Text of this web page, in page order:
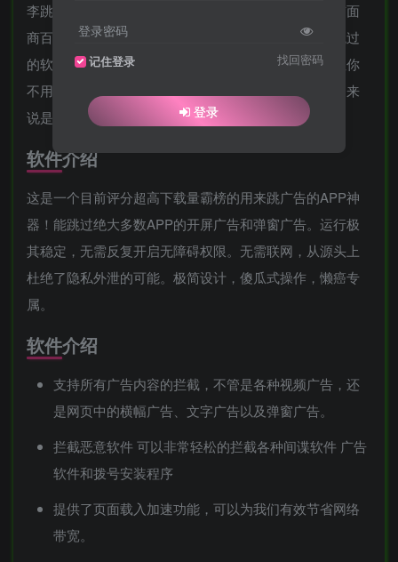
李跳跳是一款能够帮助用户跳过开屏广告的软件，在市面
商百花齐放的氛围当中选择一款你所喜欢的开屏广告跳过
的软件能够很好的帮助你跳过屏幕当中的广告内容，让你
不用点击就能够直接的看到软件当中的内容，对于用户来
说是一个十分不错的选择，快来下载这款李跳跳！
软件介绍
这是一个目前评分超高下载量霸榜的用来跳广告的APP神
器！能跳过绝大多数APP的开屏广告和弹窗广告。运行极
其稳定，无需反复开启无障碍权限。无需联网，从源头上
杜绝了隐私外泄的可能。极简设计，傻瓜式操作，懒癌专
属。
软件介绍
支持所有广告内容的拦截，不管是各种视频广告，还
是网页中的横幅广告、文字广告以及弹窗广告。
拦截恶意软件 可以非常轻松的拦截各种间谍软件 广告
软件和拨号安装程序
提供了页面载入加速功能，可以为我们有效节省网络
带宽。
登录密码
记住登录 找回密码
登录